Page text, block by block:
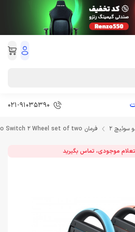
021-91035390
سوئیچ 2 فرمان Nintendo Switch 2 Wheel set of two
موجودی، تماس بگیرید